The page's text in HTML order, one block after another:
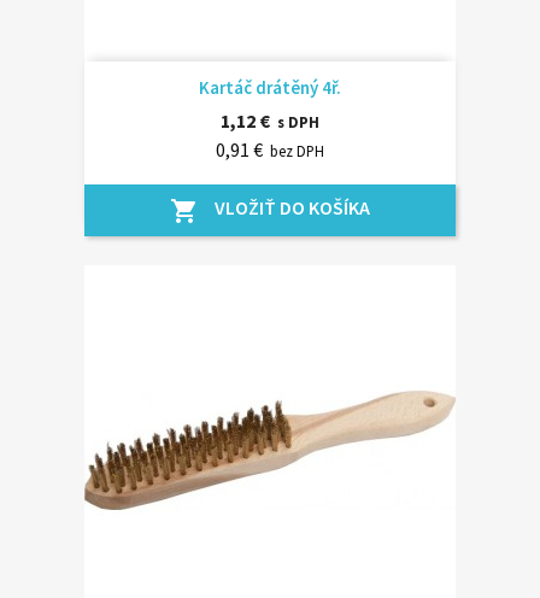
Kartáč drátěný 4ř.
1,12 € s DPH
0,91 € bez DPH
shopping_cart VLOŽIŤ DO KOŠÍKA